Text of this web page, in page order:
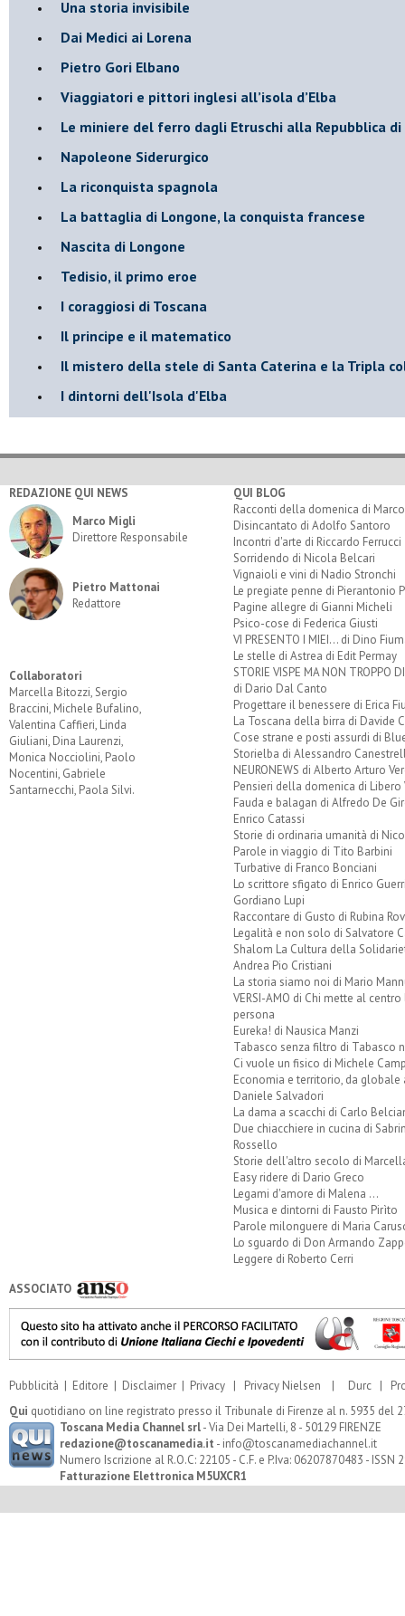
Una storia invisibile
Dai Medici ai Lorena
​Pietro Gori Elbano
​Viaggiatori e pittori inglesi all’isola d’Elba
Le miniere del ferro dagli Etruschi alla Repubblica di
​Napoleone Siderurgico
​La riconquista spagnola
​La battaglia di Longone, la conquista francese
Nascita di Longone
Tedisio, il primo eroe
I coraggiosi di Toscana
Il principe e il matematico
Il mistero della stele di Santa Caterina e la Tripla
I dintorni dell'Isola d'Elba
REDAZIONE QUI NEWS
Marco Migli
Direttore Responsabile
Pietro Mattonai
Redattore
Collaboratori
Marcella Bitozzi, Sergio
Braccini, Michele Bufalino,
Valentina Caffieri, Linda
Giuliani, Dina Laurenzi,
Monica Nocciolini, Paolo
Nocentini, Gabriele
Santarnecchi, Paola Silvi.
QUI BLOG
Racconti della domenica di
Disincantato di Adolfo Santoro
Incontri d'arte di Riccardo Ferrucci
Sorridendo di Nicola Belcari
Vignaioli e vini di Nadio Stronchi
Le pregiate penne di Pierantonio
Pagine allegre di Gianni Micheli
Psico-cose di Federica Giusti
VI PRESENTO I MIEI... di Dino
Le stelle di Astrea di Edit Permay
STORIE VISPE MA NON TROPPO
di Dario Dal Canto
Progettare il benessere di Erica
La Toscana della birra di Davide
Cose strane e posti assurdi di
Storielba di Alessandro
NEURONEWS di Alberto Arturo
Pensieri della domenica di Libero
Fauda e balagan di Alfredo De
Enrico Catassi
Storie di ordinaria umanità di
Parole in viaggio di Tito Barbini
Turbative di Franco Bonciani
Lo scrittore sfigato di Enrico
Gordiano Lupi
Raccontare di Gusto di Rubina
Legalità e non solo di Salvatore
Shalom La Cultura della
Andrea Pio Cristiani
La storia siamo noi di Mario
VERSI-AMO di Chi mette al centro
persona
Eureka! di Nausica Manzi
Tabasco senza filtro di Tabasco
Ci vuole un fisico di Michele
Economia e territorio, da globale
Daniele Salvadori
La dama a scacchi di Carlo
Due chiacchiere in cucina di
Rossello
Storie dell'altro secolo di
Easy ridere di Dario Greco
Legami d'amore di Malena ...
Musica e dintorni di Fausto Pirìto
Parole milonguere di Maria
Lo sguardo di Don Armando
Leggere di Roberto Cerri
ASSOCIATO
Pubblicità | Editore | Disclaimer | Privacy | Privacy Nielsen | Durc |
Qui quotidiano on line registrato presso il Tribunale di Firenze al n. 5935 del
Toscana Media Channel srl- Via Dei Martelli, 8 - 50129 FIRENZE
redazione@toscanamedia.it - info@toscanamediachannel.it
Numero Iscrizione al R.O.C: 22105 - C.F. e P.Iva: 06207870483 - ISSN
Fatturazione Elettronica M5UXCR1